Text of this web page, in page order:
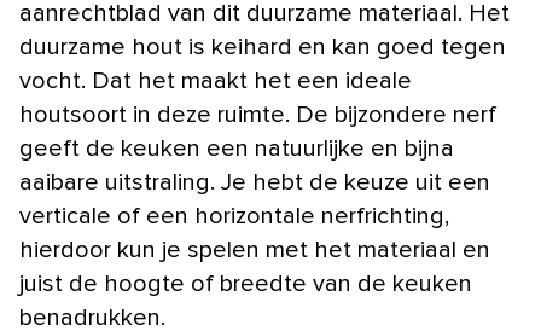
aanrechtblad van dit duurzame materiaal. Het
duurzame hout is keihard en kan goed tegen
vocht. Dat het maakt het een ideale
houtsoort in deze ruimte. De bijzondere nerf
geeft de keuken een natuurlijke en bijna
aaibare uitstraling. Je hebt de keuze uit een
verticale of een horizontale nerfrichting,
hierdoor kun je spelen met het materiaal en
juist de hoogte of breedte van de keuken
benadrukken.